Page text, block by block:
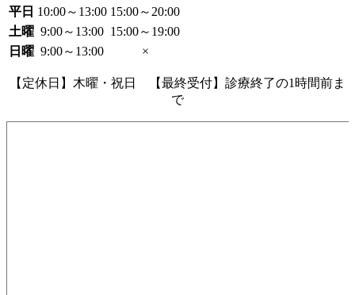
平日 10:00～13:00 15:00～20:00
土曜 9:00～13:00 15:00～19:00
日曜 9:00～13:00 ×
【定休日】木曜・祝日 【最終受付】診療終了の1時間前ま
で